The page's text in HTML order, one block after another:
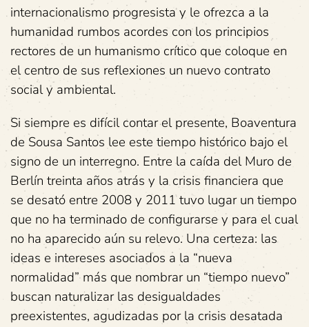
internacionalismo progresista y le ofrezca a la
humanidad rumbos acordes con los principios
rectores de un humanismo crítico que coloque en
el centro de sus reflexiones un nuevo contrato
social y ambiental.
Si siempre es difícil contar el presente, Boaventura
de Sousa Santos lee este tiempo histórico bajo el
signo de un interregno. Entre la caída del Muro de
Berlín treinta años atrás y la crisis financiera que
se desató entre 2008 y 2011 tuvo lugar un tiempo
que no ha terminado de configurarse y para el cual
no ha aparecido aún su relevo. Una certeza: las
ideas e intereses asociados a la “nueva
normalidad” más que nombrar un “tiempo nuevo”
buscan naturalizar las desigualdades
preexistentes, agudizadas por la crisis desatada